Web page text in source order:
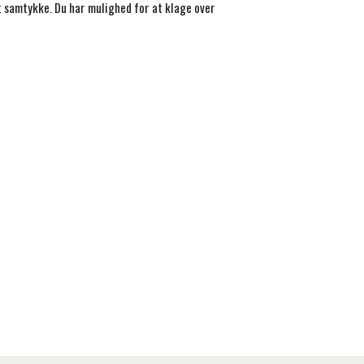
Du har mulighed for at klage over